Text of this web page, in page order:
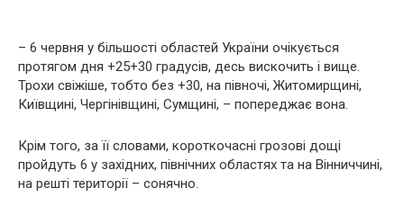
– 6 червня у більшості областей України очікується
протягом дня +25+30 градусів, десь вискочить і вище.
Трохи свіжіше, тобто без +30, на півночі, Житомирщині,
Київщині, Чергінівщині, Сумщині, – попереджає вона.
Крім того, за її словами, короткочасні грозові дощі
пройдуть 6 у західних, північних областях та на Вінниччині,
на решті території – сонячно.